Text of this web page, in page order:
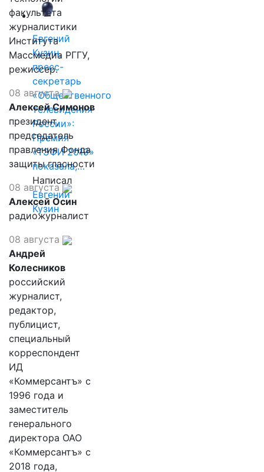
Евгений
Кузин,
пресс-
секретарь
«Общественного
телевидения
России»:
Премия
«ТЭФИ 2019»
показала,…
Написал
Евгений
Кузин
факультета
журналистики
Института
Массмедиа РГГУ,
режиссер.
08 августа
Алексей Симонов
президент,
председатель
правления Фонда
защиты гласности
08 августа
Алексей Осин
радиожурналист
08 августа
Андрей
Колесников
российский
журналист,
редактор,
публицист,
специальный
корреспондент
ИД
«Коммерсантъ» с
1996 года и
заместитель
генерального
директора ОАО
«Коммерсантъ» с
2018 года,